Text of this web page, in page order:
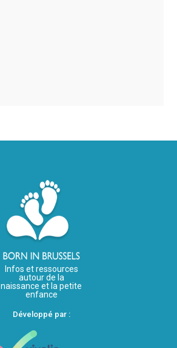
Infos et ressources
autour de la
naissance et la petite
enfance
Développé par :